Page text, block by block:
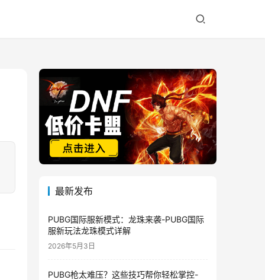
最新发布
PUBG国际服新模式：龙珠来袭-PUBG国际
服新玩法龙珠模式详解
2026年5月3日
PUBG枪太难压？这些技巧帮你轻松掌控-